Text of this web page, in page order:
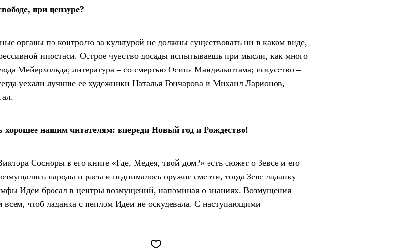
при цензуре?
органы по контролю за культурой не должны существовать ни в каком виде,
ипостаси. Острое чувство досады испытываешь при мысли, как много
Мейерхольда; литература – со смертью Осипа Мандельштама; искусство –
уехали лучшие ее художники Наталья Гончарова и Михаил Ларионов,
хорошее нашим читателям: впереди Новый год и Рождество!
Сосноры в его книге «Где, Медея, твой дом?» есть сюжет о Зевсе и его
народы и расы и поднималось оружие смерти, тогда Зевс ладанку
Идеи бросал в центры возмущений, напоминая о знаниях. Возмущения
всем, чтоб ладанка с пеплом Идеи не оскудевала. С наступающими